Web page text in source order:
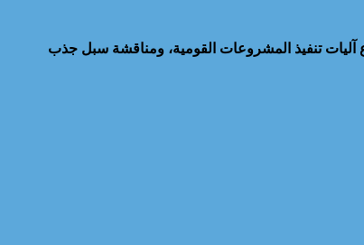
آليات تنفيذ المشروعات القومية، ومناقشة سبل جذب